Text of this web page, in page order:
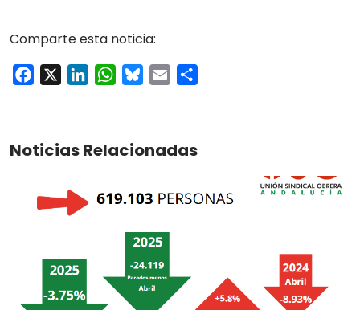
Comparte esta noticia:
Facebook LinkedInWhatsApp
Bluesky
Email
Noticias Relacionadas